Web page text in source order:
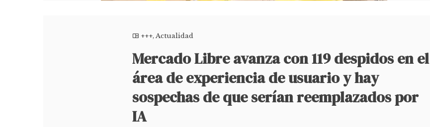
+++,Actualidad
Mercado Libre avanza con 119 despidos en el
área de experiencia de usuario y hay
sospechas de que serían reemplazados por
IA